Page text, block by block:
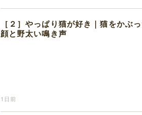
［２］やっぱり猫が好き｜猫をかぶ
顔と野太い鳴き声
1日前